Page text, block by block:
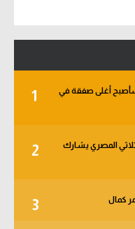
1
سأصبح أغلى صفقة في
2
الأهلي يبدأ من دور الـ 32.. والثلاثي المصري يشارك
3 كمال